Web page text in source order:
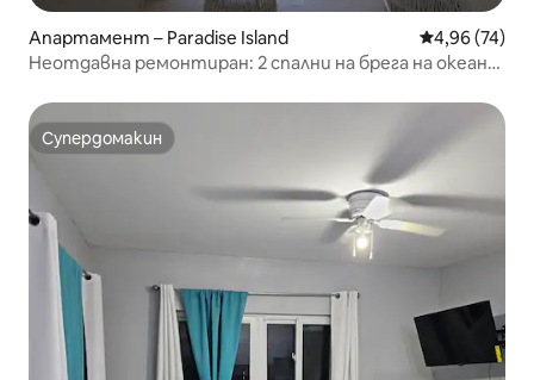
Апартамент – Paradise Island Средна
4,96 (74)
Неотдавна ремонтиран: 2 спални на брега на океана,
Супердомакин
Супердомакин